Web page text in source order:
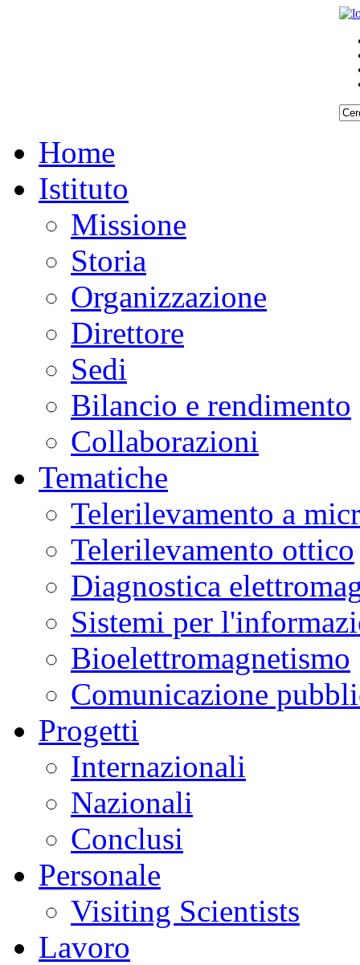
Home
Istituto
Missione
Storia
Organizzazione
Direttore
Sedi
Bilancio e rendimento
Collaborazioni
Tematiche
Telerilevamento a
Telerilevamento ottico
Diagnostica
Sistemi per
Bioelettromagnetismo
Comunicazione
Progetti
Internazionali
Nazionali
Conclusi
Personale
Visiting Scientists
Lavoro